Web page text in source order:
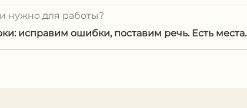
нужно для работы?
исправим ошибки, поставим речь. Есть места.